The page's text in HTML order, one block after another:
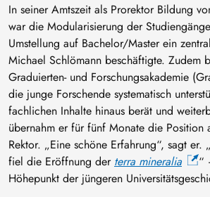
In seiner Amtszeit als Prorektor Bildung
war die Modularisierung der
Umstellung auf Bachelor/Master ein
Michael Schlömann beschäftigte. Zudem
Graduierten- und Forschungsakademie
die junge Forschende systematisch
fachlichen Inhalte hinaus berät und
übernahm er für fünf Monate die Position
Rektor. „Eine schöne Erfahrung“, sagt er.
fiel die Eröffnung der terra mineralia
“
Höhepunkt der jüngeren